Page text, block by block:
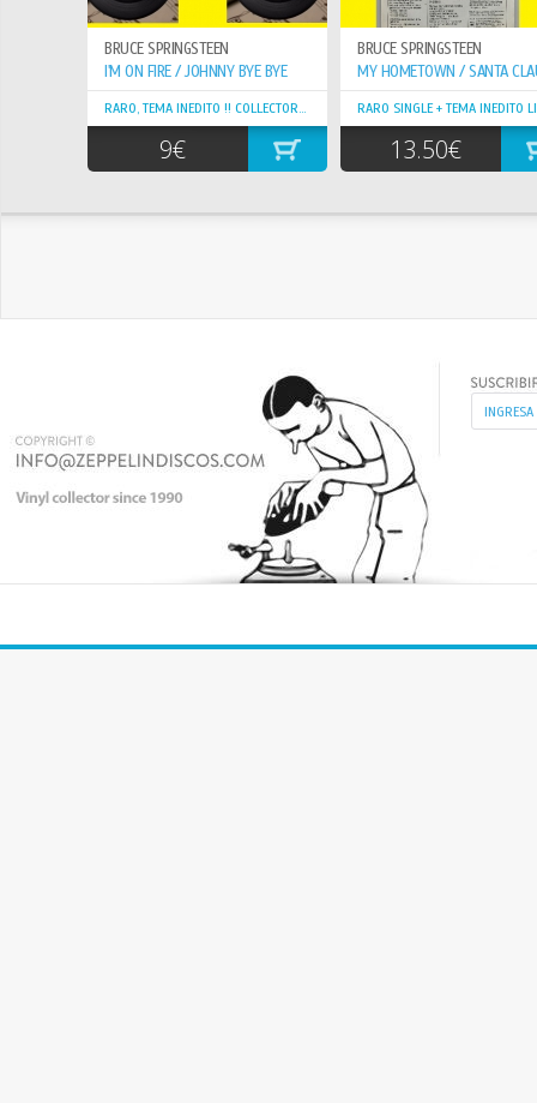
BRUCE SPRINGSTEEN
I'M ON FIRE / JOHNNY BYE BYE
RARO, TEMA INEDITO !! COLLECTORS !!!
9€
BRUCE SPRINGSTEEN
RARO SINGLE + TEMA INEDITO
13.50€